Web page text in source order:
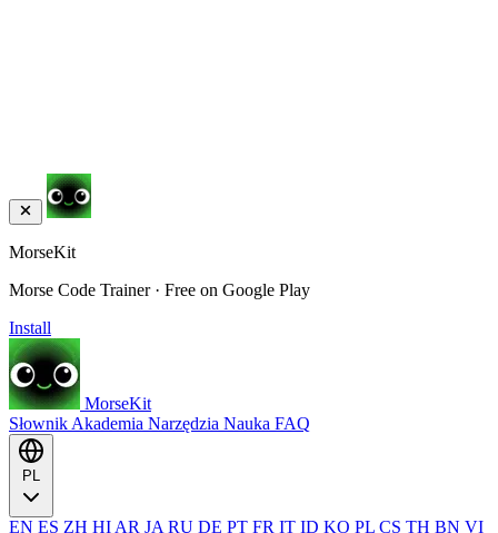
MorseKit
Morse Code Trainer · Free on Google Play
Install
MorseKit
Słownik Akademia Narzędzia Nauka FAQ
EN ES ZH HI AR JA RU DE PT FR IT ID KO PL CS TH BN VI